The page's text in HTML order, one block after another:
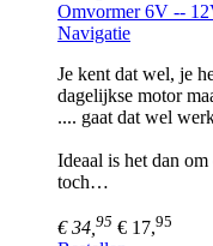
Omvormer 6V --
Navigatie
Je kent dat wel, je
dagelijkse motor
.... gaat dat wel
Ideaal is het dan
toch…
€ 34, 95 € 17,95